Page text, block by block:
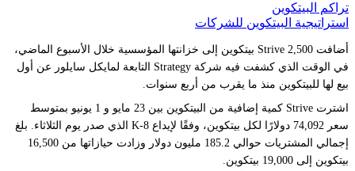
تراكم البيتكوين
استراتيجية البيتكوين للشركات
أضافت Strive 2,500 بيتكوين إلى خزانتها المؤسسية خلال الأسبوع الماضي،
في الوقت الذي كشفت فيه شركة Strategy التابعة لمايكل سايلور عن أول
بيع لها للبيتكوين منذ ما يقرب من أربع سنوات.
اشترت Strive كمية إضافية من البيتكوين بين 23 مايو و 1 يونيو بمتوسط
سعر 74,092 دولارًا لكل بيتكوين، وفقًا لإيداع 8-K الذي صدر يوم الثلاثاء. بلغ
إجمالي المشتريات حوالي 185.2 مليون دولار وزادت حيازاتها من 16,500
بيتكوين إلى 19,000 بيتكوين.